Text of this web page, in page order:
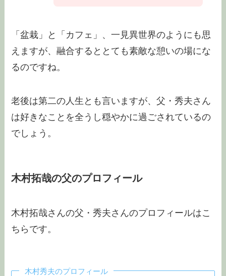
「盆栽」と「カフェ」、一見異世界のようにも思
えますが、融合するととても素敵な憩いの場にな
るのですね。
老後は第二の人生とも言いますが、父・秀夫さん
は好きなことを全うし穏やかに過ごされているの
でしょう。
木村拓哉の父のプロフィール
木村拓哉さんの父・秀夫さんのプロフィールはこ
ちらです。
木村秀夫のプロフィール